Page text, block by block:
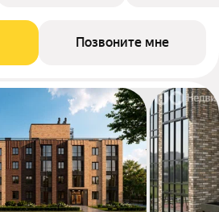
Позвоните мне